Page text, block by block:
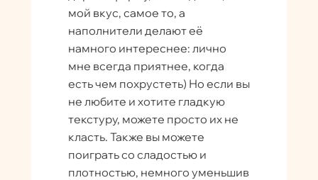
мой вкус, самое то, а
наполнители делают её
намного интереснее: лично
мне всегда приятнее, когда
есть чем похрустеть) Но если вы
не любите и хотите гладкую
текстуру, можете просто их не
класть. Также вы можете
поиграть со сладостью и
плотностью, немного уменьшив